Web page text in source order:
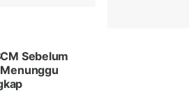
Sebelum